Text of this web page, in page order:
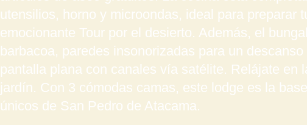
utensilios, horno y microondas, ideal para preparar
emocionante Tour por el desierto. Además, el
barbacoa, paredes insonorizadas para un
pantalla plana con canales vía satélite. Relájate en
jardín. Con 3 cómodas camas, este lodge es la
únicos de San Pedro de Atacama.